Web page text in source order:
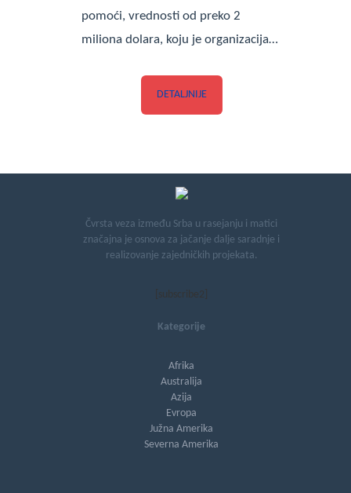
pomoći, vrednosti od preko 2
miliona dolara, koju je organizacija…
DETALJNIJE
Čvrsta veza između Srba u rasejanju i matici
značajna je osnova za jačanje dalje saradnje i
realizovanje zajedničkih projekata.
[subscribe2]
Kategorije
Afrika
Australija
Azija
Evropa
Južna Amerika
Severna Amerika